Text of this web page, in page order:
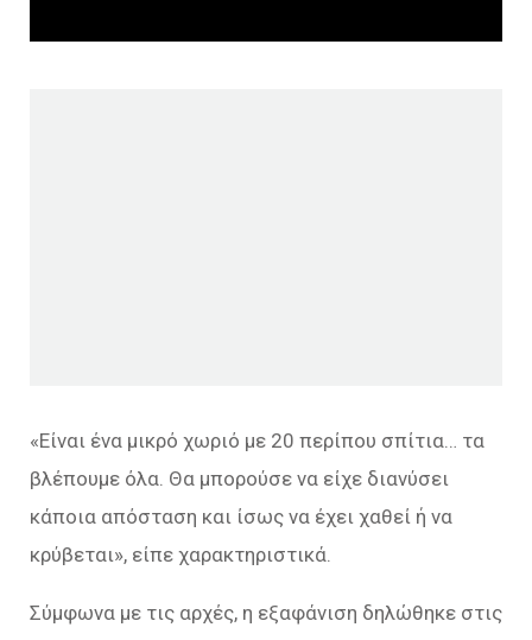
«Είναι ένα μικρό χωριό με 20 περίπου σπίτια… τα
βλέπουμε όλα. Θα μπορούσε να είχε διανύσει
κάποια απόσταση και ίσως να έχει χαθεί ή να
κρύβεται», είπε χαρακτηριστικά.
Σύμφωνα με τις αρχές, η εξαφάνιση δηλώθηκε στις